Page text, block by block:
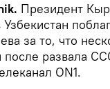
Президент
за то, что
после развала
ON1.